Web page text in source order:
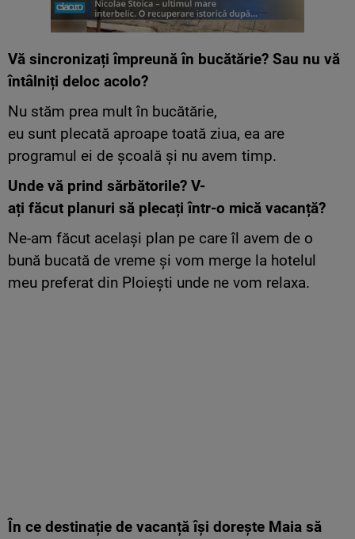
Vă sincronizați împreună în bucătărie? Sau nu vă
întâlniți deloc acolo?
Nu stăm prea mult în bucătărie,
eu sunt plecată aproape toată ziua, ea are
programul ei de școală și nu avem timp.
Unde vă prind sărbătorile? V-
ați făcut planuri să plecați într-o mică vacanță?
Ne-am făcut același plan pe care îl avem de o
bună bucată de vreme și vom merge la hotelul
meu preferat din Ploiești unde ne vom relaxa.
În ce destinație de vacanță își dorește Maia să